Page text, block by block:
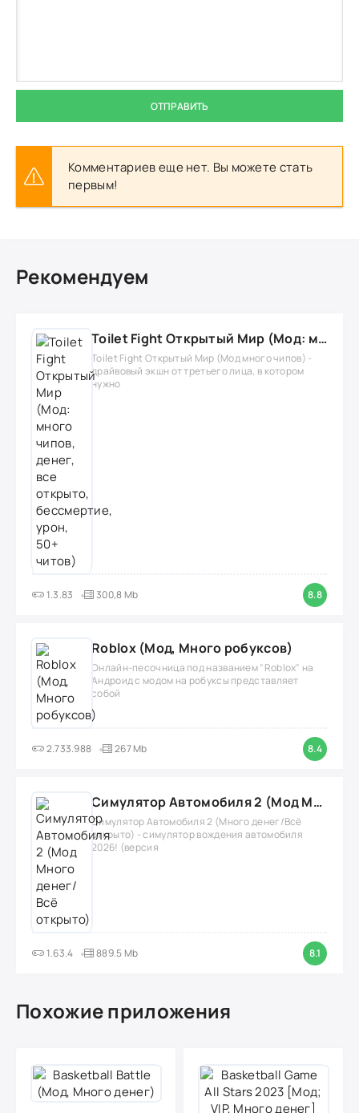
ОТПРАВИТЬ
Комментариев еще нет. Вы можете стать
первым!
Рекомендуем
Toilet Fight Открытый Мир (Мод: много чипов, денег, все открыто, бессмертие, урон, 50+ читов)
Toilet Fight Открытый Мир (Мод много чипов) -
драйвовый экшн от третьего лица, в котором
нужно
1.3.83 300,8 Mb 8.8
Roblox (Мод, Много робуксов)
Онлайн-песочница под названием "Roblox" на
Андроид с модом на робуксы представляет
собой
2.733.988 267 Mb 8.4
Симулятор Автомобиля 2 (Мод Много денег/Всё открыто)
Симулятор Автомобиля 2 (Много денег/Всё
открыто) - симулятор вождения автомобиля
2026! (версия
1.63.4 889.5 Mb 8.1
Похожие приложения